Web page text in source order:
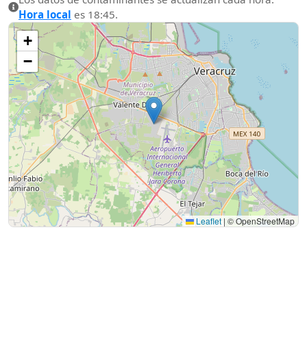
Hora local es 18:45.
+
−
Leaflet | © OpenStreetMap